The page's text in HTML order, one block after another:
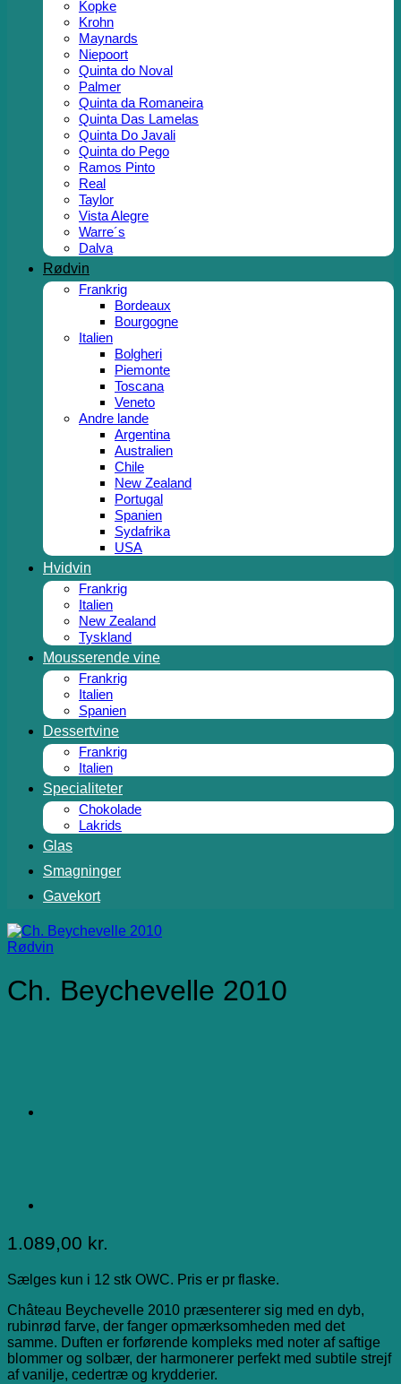
Kopke
Krohn
Maynards
Niepoort
Quinta do Noval
Palmer
Quinta da Romaneira
Quinta Das Lamelas
Quinta Do Javali
Quinta do Pego
Ramos Pinto
Real
Taylor
Vista Alegre
Warre´s
Dalva
Rødvin
Frankrig
Bordeaux
Bourgogne
Italien
Bolgheri
Piemonte
Toscana
Veneto
Andre lande
Argentina
Australien
Chile
New Zealand
Portugal
Spanien
Sydafrika
USA
Hvidvin
Frankrig
Italien
New Zealand
Tyskland
Mousserende vine
Frankrig
Italien
Spanien
Dessertvine
Frankrig
Italien
Specialiteter
Chokolade
Lakrids
Glas
Smagninger
Gavekort
Rødvin
Ch. Beychevelle 2010
1.089,00 kr.
Sælges kun i 12 stk OWC. Pris er pr flaske.
Château Beychevelle 2010 præsenterer sig med en dyb,
rubinrød farve, der fanger opmærksomheden med det
samme. Duften er forførende kompleks med noter af saftige
blommer og solbær, der harmonerer perfekt med subtile strejf
af vanilje, cedertræ og krydderier.